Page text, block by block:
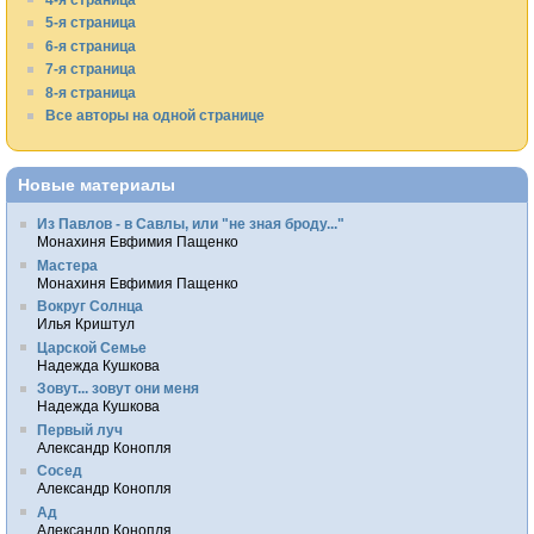
5-я страница
6-я страница
7-я страница
8-я страница
Все авторы на одной странице
Новые материалы
Из Павлов - в Савлы, или "не зная броду..."
Монахиня Евфимия Пащенко
Мастера
Монахиня Евфимия Пащенко
Вокруг Солнца
Илья Криштул
Царской Семье
Надежда Кушкова
Зовут... зовут они меня
Надежда Кушкова
Первый луч
Александр Конопля
Сосед
Александр Конопля
Ад
Александр Конопля